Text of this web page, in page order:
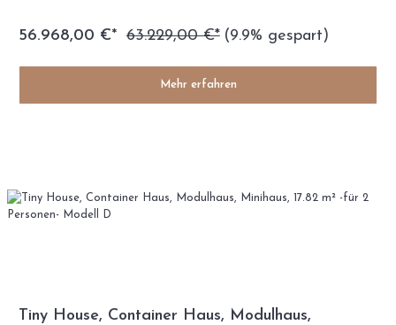
56.968,00 €* 63.229,00 €* (9.9% gespart)
Mehr erfahren
Tiny House, Container Haus, Modulhaus,